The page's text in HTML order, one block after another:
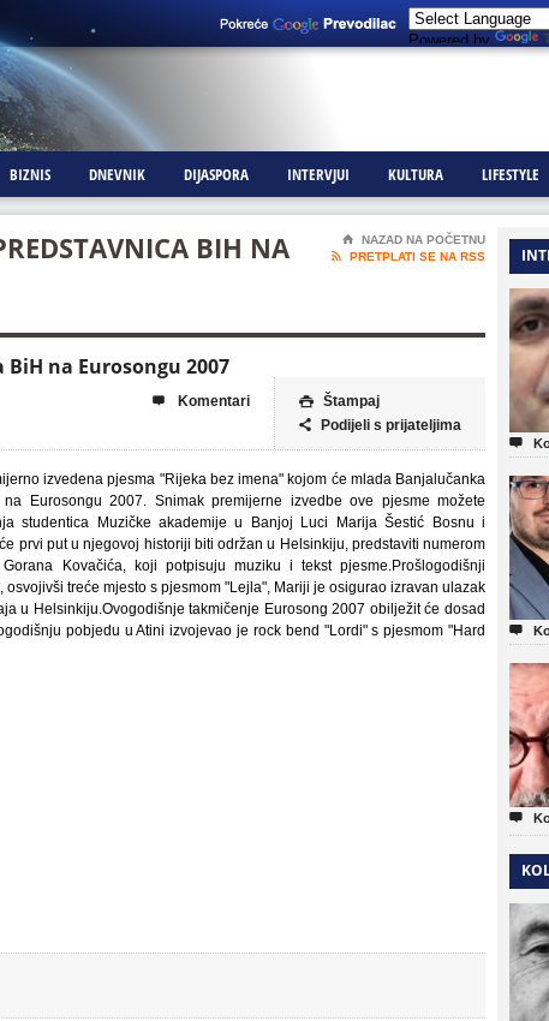
Powered by
BIZNIS DNEVNIK DIJASPORA INTERVJUI KULTURA LIFESTYLE
BIH NA
⌂
NAZAD NA POČETNU

PRETPLATI SE NA RSS
na Eurosongu 2007
 Štampaj
 Podijeli s prijateljima
 Komentari
izvedena pjesma "Rijeka bez imena" kojom će mlada Banjalučanka
Eurosongu 2007. Snimak premijerne izvedbe ove pjesme možete
studentica Muzičke akademije u Banjoj Luci Marija Šestić Bosnu i
prvi put u njegovoj historiji biti održan u Helsinkiju, predstaviti numerom
Kovačića, koji potpisuju muziku i tekst pjesme.Prošlogodišnji
treće mjesto s pjesmom "Lejla", Mariji je osigurao izravan ulazak
u Helsinkiju.Ovogodišnje takmičenje Eurosong 2007 obilježit će dosad
pobjedu u Atini izvojevao je rock bend "Lordi" s pjesmom "Hard


